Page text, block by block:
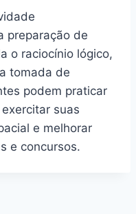
preparação de
o raciocínio lógico,
tomada de
podem praticar
suas
e melhorar
e concursos.